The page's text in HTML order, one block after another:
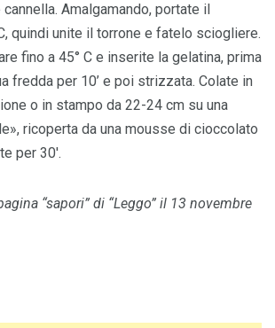
Amalgamando, portate il
quindi unite il torrone e fatelo sciogliere.
fino a 45° C e inserite la gelatina, prima
fredda per 10’ e poi strizzata. Colate in
o in stampo da 22-24 cm su una
ricoperta da una mousse di cioccolato
per 30′.
“sapori” di “Leggo” il 13 novembre